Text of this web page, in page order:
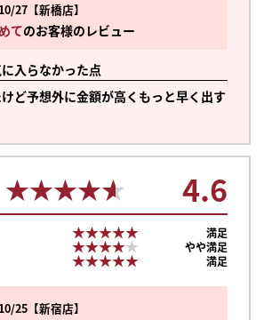
27 新橋店
てのお客様のレビュー
入らなかった点
ど予想外に金額が高くもっと早く出す
25 新宿店
★★★★★
★★★★★ 4.6
★★★★★
★★★★★
満足
★★★★★
★★★★★
やや満足
★★★★★
★★★★★ 満足